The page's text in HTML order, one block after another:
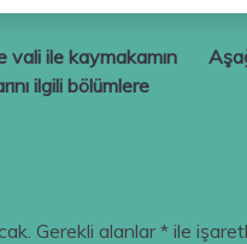
vali ile kaymakamın
ilgili bölümlere
Gerekli alanlar* ile